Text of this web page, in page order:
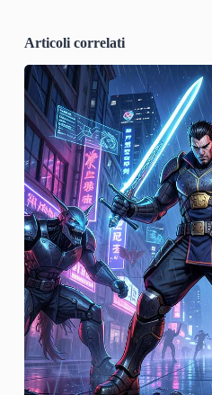
Articoli correlati